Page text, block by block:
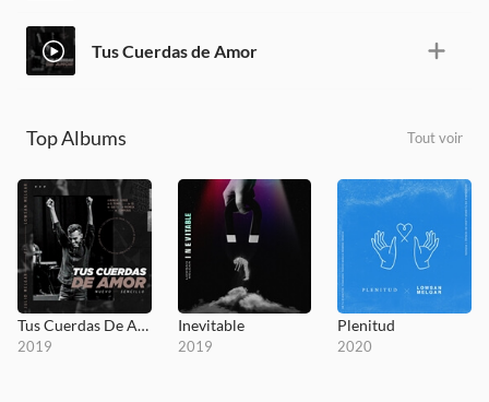
Tus Cuerdas de Amor
Top Albums Tout voir
Tus Cuerdas De Amor feat Lowsan Melgar
2019
Inevitable
2019
Plenitud
2020